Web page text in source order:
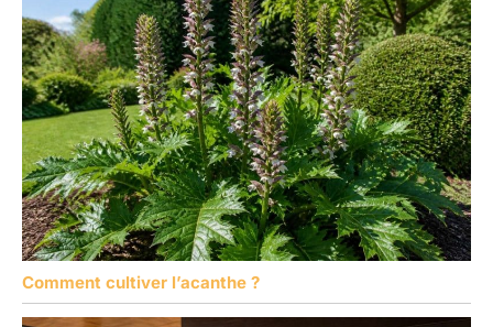
Comment cultiver l’acanthe ?